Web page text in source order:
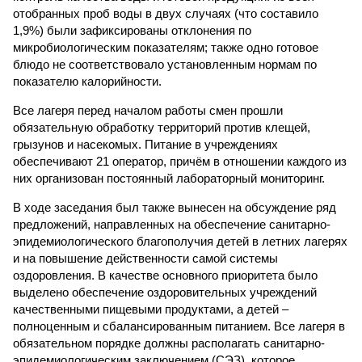
отобранных проб воды в двух случаях (что составило
1,9%) были зафиксированы отклонения по
микробиологическим показателям; также одно готовое
блюдо не соответствовало установленным нормам по
показателю калорийности.
Все лагеря перед началом работы смен прошли
обязательную обработку территорий против клещей,
грызунов и насекомых. Питание в учреждениях
обеспечивают 21 оператор, причём в отношении каждого из
них организован постоянный лабораторный мониторинг.
В ходе заседания был также вынесен на обсуждение ряд
предложений, направленных на обеспечение санитарно-
эпидемиологического благополучия детей в летних лагерях
и на повышение действенности самой системы
оздоровления. В качестве основного приоритета было
выделено обеспечение оздоровительных учреждений
качественными пищевыми продуктами, а детей –
полноценным и сбалансированным питанием. Все лагеря в
обязательном порядке должны располагать санитарно-